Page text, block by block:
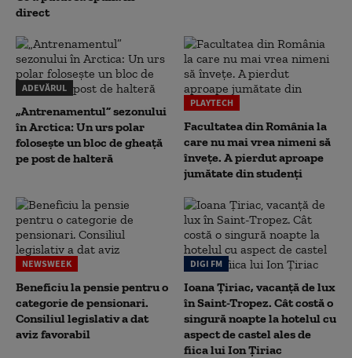
direct
ADEVĂRUL
„Antrenamentul” sezonului
în Arctica: Un urs polar
folosește un bloc de gheață
pe post de halteră
PLAYTECH
Facultatea din România la
care nu mai vrea nimeni să
înveţe. A pierdut aproape
jumătate din studenţi
NEWSWEEK
Beneficiu la pensie pentru o
categorie de pensionari.
Consiliul legislativ a dat
aviz favorabil
DIGI FM
Ioana Țiriac, vacanță de lux
în Saint-Tropez. Cât costă o
singură noapte la hotelul cu
aspect de castel ales de
fiica lui Ion Țiriac